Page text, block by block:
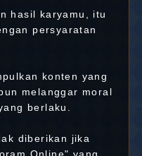
hasil karyamu, itu
persyaratan
konten yang
melanggar moral
berlaku.
diberikan jika